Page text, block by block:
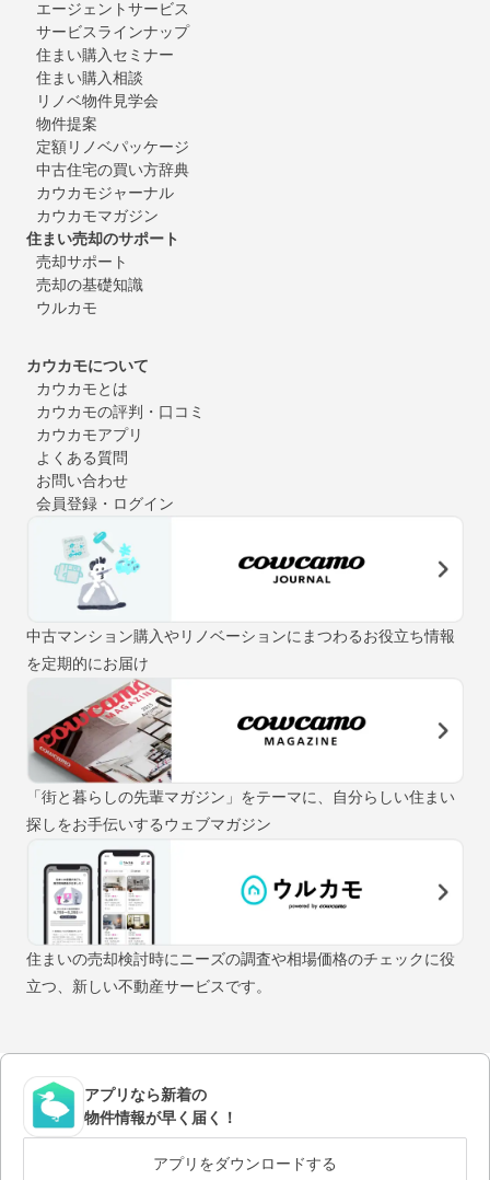
エージェントサービス
サービスラインナップ
住まい購入セミナー
住まい購入相談
リノベ物件見学会
物件提案
定額リノベパッケージ
中古住宅の買い方辞典
カウカモジャーナル
カウカモマガジン
住まい売却のサポート
売却サポート
売却の基礎知識
ウルカモ
カウカモについて
カウカモとは
カウカモの評判・口コミ
カウカモアプリ
よくある質問
お問い合わせ
会員登録・ログイン
中古マンション購入やリノベーションにまつわるお役立ち情報
を定期的にお届け
「街と暮らしの先輩マガジン」をテーマに、自分らしい住まい
探しをお手伝いするウェブマガジン
住まいの売却検討時にニーズの調査や相場価格のチェックに役
立つ、新しい不動産サービスです。
アプリなら新着の
物件情報が早く届く！
アプリをダウンロードする